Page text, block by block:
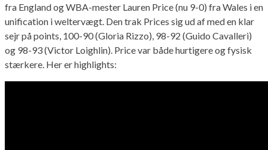
fra England og WBA-mester Lauren Price (nu 9-0) fra Wales i en
unification i weltervægt. Den trak Prices sig ud af med en klar
sejr på points, 100-90 (Gloria Rizzo), 98-92 (Guido Cavalleri)
og 98-93 (Victor Loighlin). Price var både hurtigere og fysisk
stærkere. Her er highlights: